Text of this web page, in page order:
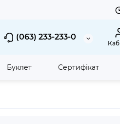
(063) 233-233-0
Буклет Сертифікат
Panasonic RP-HF100MGC-